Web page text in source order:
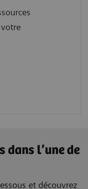
dans l’une de
et découvrez